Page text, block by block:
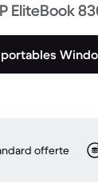
EliteBook
offerte